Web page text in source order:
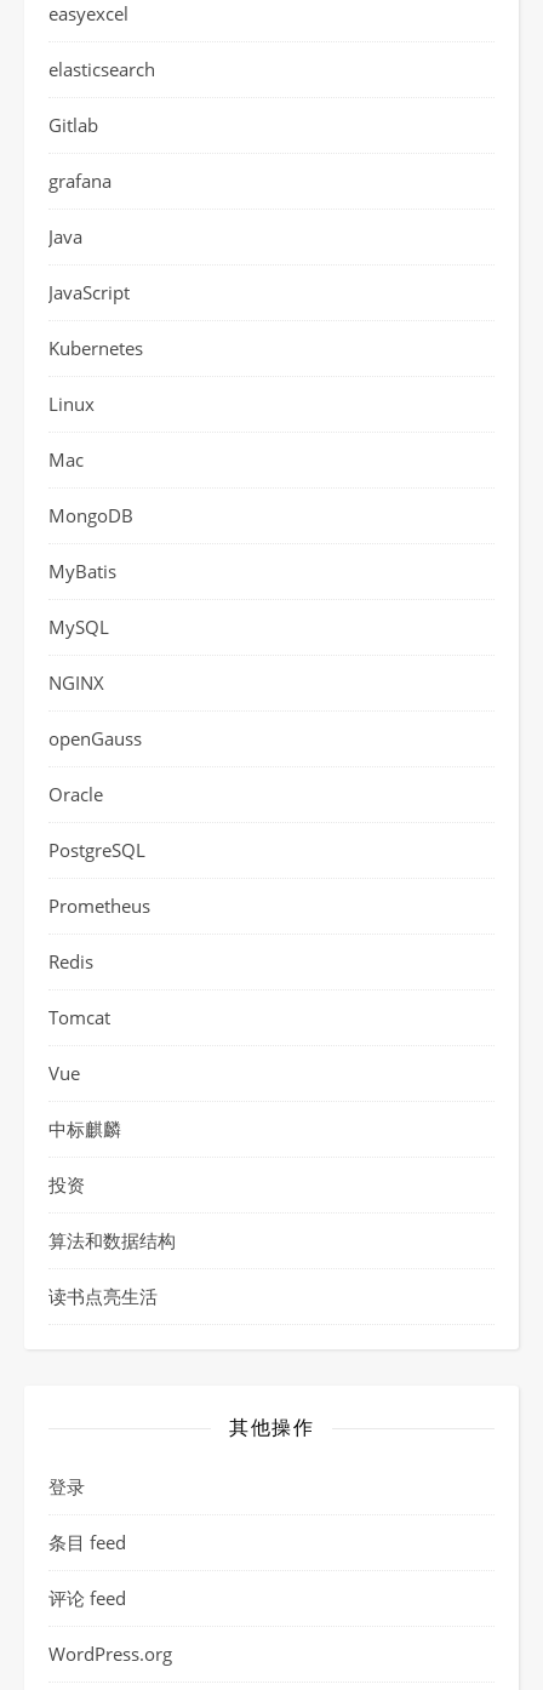
easyexcel
elasticsearch
Gitlab
grafana
Java
JavaScript
Kubernetes
Linux
Mac
MongoDB
MyBatis
MySQL
NGINX
openGauss
Oracle
PostgreSQL
Prometheus
Redis
Tomcat
Vue
中标麒麟
投资
算法和数据结构
读书点亮生活
其他操作
登录
条目 feed
评论 feed
WordPress.org